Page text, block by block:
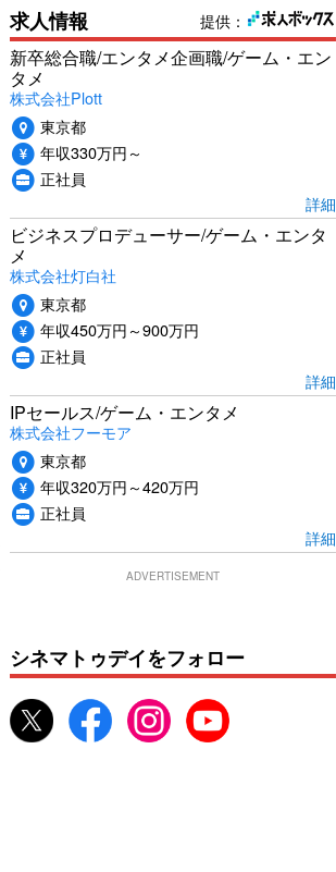
提供：
求人情報
新卒総合職/エンタメ企画職/ゲーム・エン
タメ
株式会社Plott
東京都
年収330万円～
正社員
詳細
ビジネスプロデューサー/ゲーム・エンタ
メ
株式会社灯白社
東京都
年収450万円～900万円
正社員
詳細
IPセールス/ゲーム・エンタメ
株式会社フーモア
東京都
年収320万円～420万円
正社員
詳細
ADVERTISEMENT
シネマトゥデイをフォロー